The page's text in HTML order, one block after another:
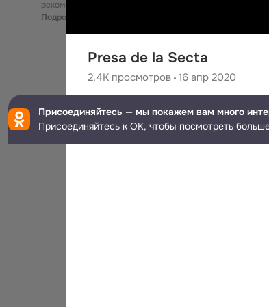
Presa de la Secta
2.4K просмотров 16 апр 2020
765 подписчиков
рекомендательные технологии
Подробнее
Присоединяйтесь — мы покажем вам много
Присоединяйтесь к ОК, чтобы посмотреть